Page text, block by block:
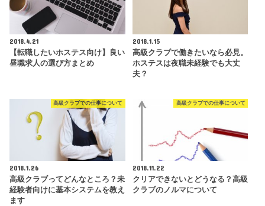
2018.4.21
【転職したいホステス向け】良い
昼職求人の選び方まとめ
2018.1.15
高級クラブで働きたいなら必見。
ホステスは夜職未経験でも大丈
夫？
高級クラブでの仕事について
2018.1.26
高級クラブってどんなところ？未
経験者向けに基本システムを教え
ます
高級クラブでの仕事について
2018.11.22
クリアできないとどうなる？高級
クラブのノルマについて